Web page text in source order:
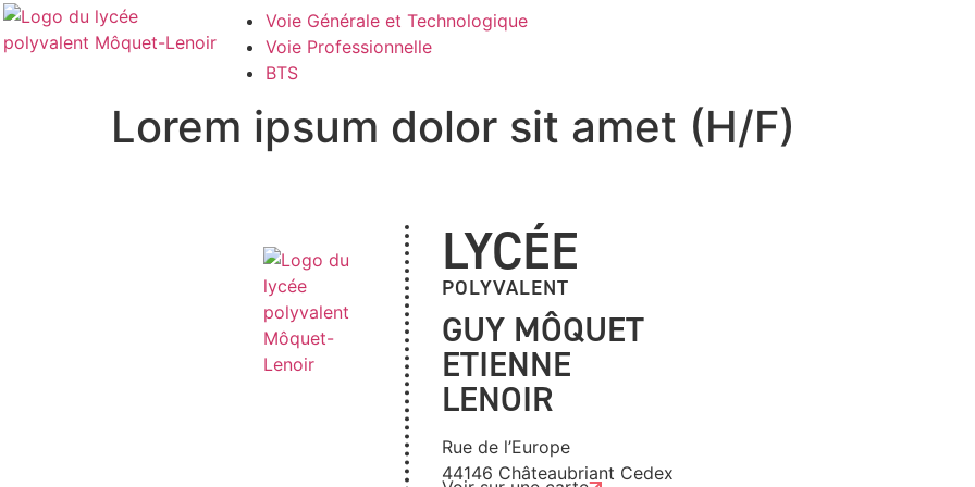
Voie Générale et Technologique
Voie Professionnelle
BTS
Lorem ipsum dolor sit amet (H/F)
LYCÉE
POLYVALENT
GUY MÔQUET
ETIENNE
LENOIR
Rue de l’Europe
44146 Châteaubriant Cedex